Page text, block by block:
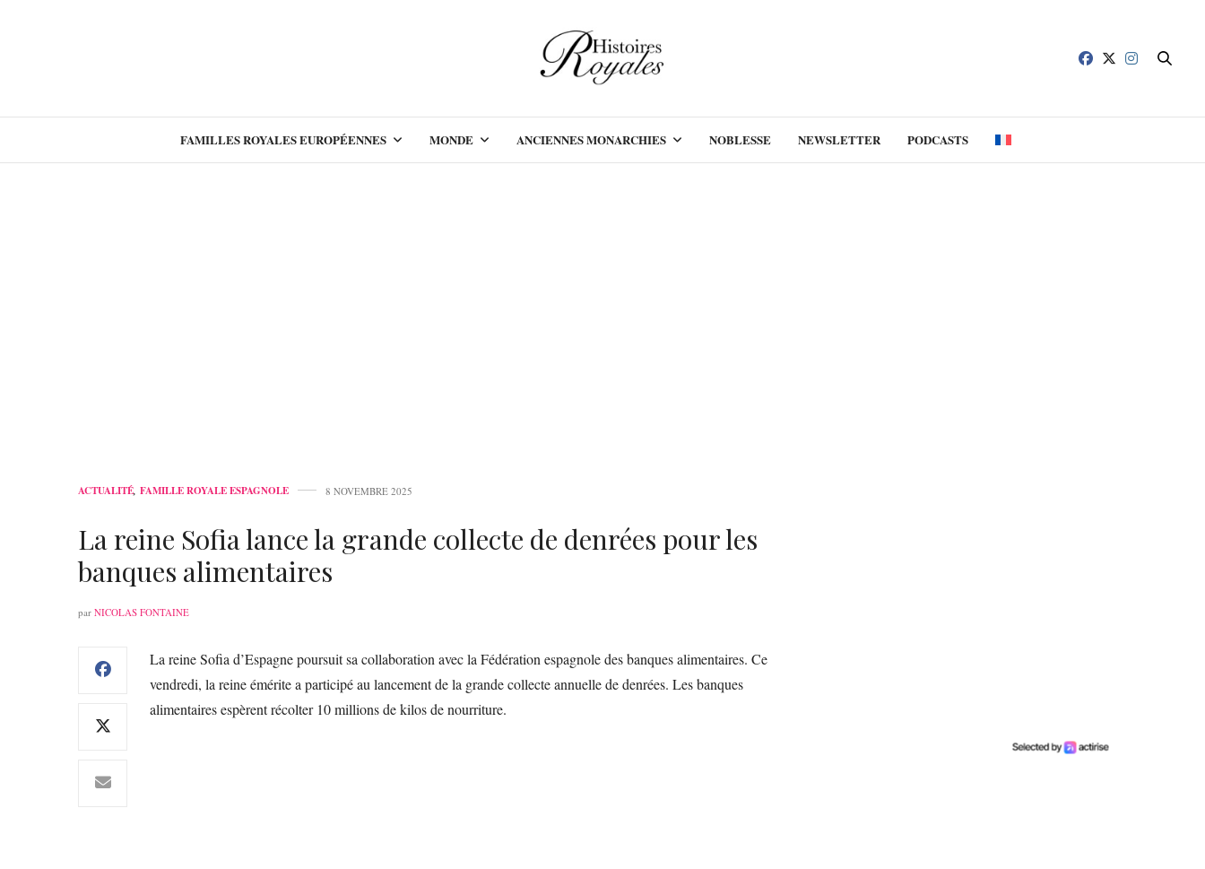
FAMILLES ROYALES EUROPÉENNES MONDE ANCIENNES MONARCHIES NOBLESSE NEWSLETTER PODCASTS
ACTUALITÉ, FAMILLE ROYALE ESPAGNOLE 8 NOVEMBRE 2025
La reine Sofia lance la grande collecte de denrées pour les
banques alimentaires
par NICOLAS FONTAINE
La reine Sofia d’Espagne poursuit sa collaboration avec la Fédération espagnole des banques alimentaires. Ce
vendredi, la reine émérite a participé au lancement de la grande collecte annuelle de denrées. Les banques
alimentaires espèrent récolter 10 millions de kilos de nourriture.